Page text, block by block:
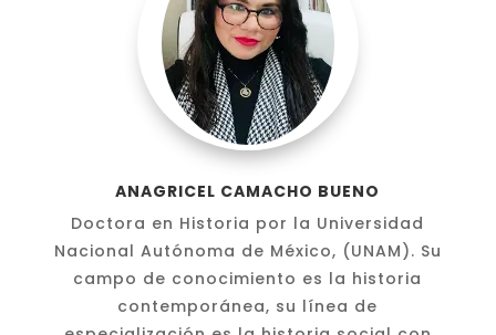
ANAGRICEL CAMACHO BUENO
Doctora en Historia por la Universidad
Nacional Autónoma de México, (UNAM). Su
campo de conocimiento es la historia
contemporánea, su línea de